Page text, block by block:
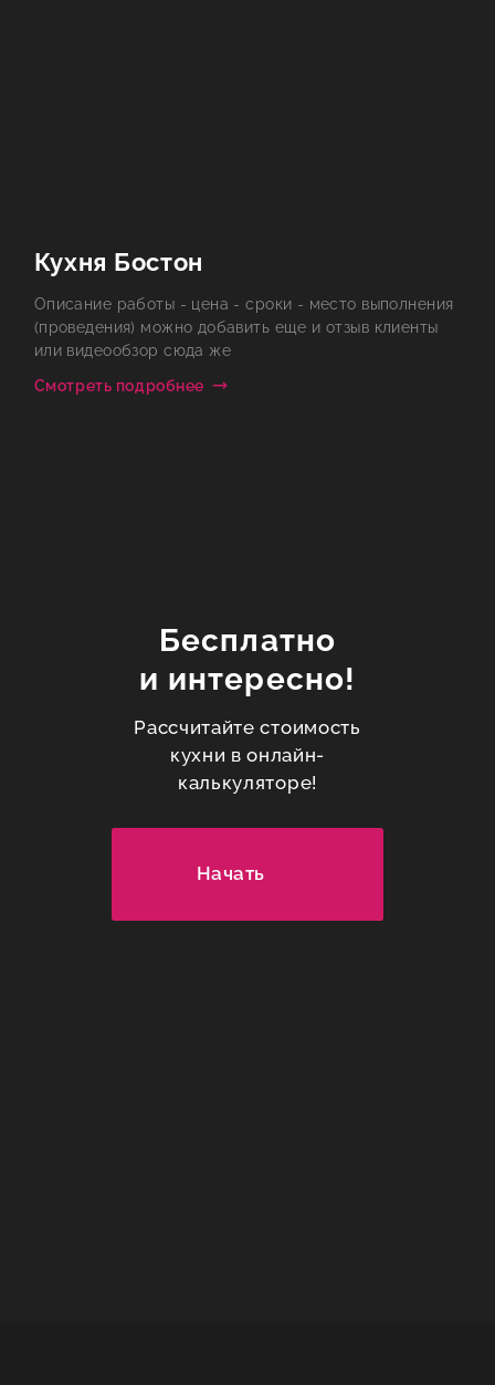
Кухня Бостон
Описание работы - цена - сроки - место выполнения
(проведения) можно добавить еще и отзыв клиенты
или видеообзор сюда же
Смотреть подробнее
Бесплатно
и интересно!
Рассчитайте стоимость
кухни в онлайн-
калькуляторе!
Начать